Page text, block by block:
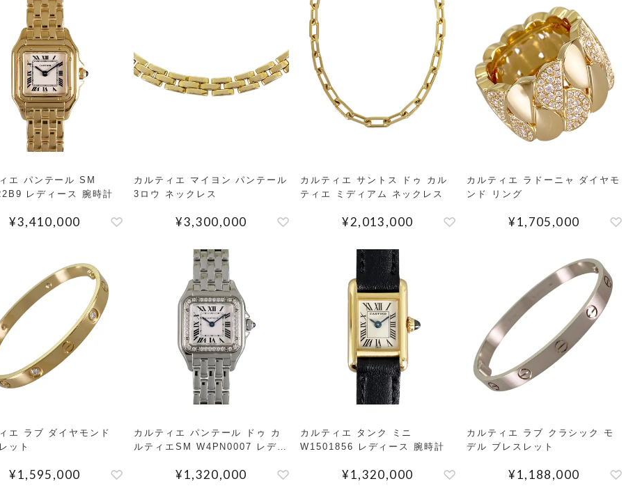
エ パンテール SM
レディース 腕時計
¥3,410,000
カルティエ マイヨン パンテール
3ロウ ネックレス
¥3,300,000
カルティエ サントス ドゥ カル
ティエ ミディアム ネックレス
¥2,013,000
カルティエ ラドーニャ ダイヤモ
ンド リング
¥1,705,000
エ ラブ ダイヤモンド
ット
¥1,595,000
カルティエ パンテール ドゥ カ
ルティエSM W4PN0007 レディ
¥1,320,000
カルティエ タンク ミニ
W1501856 レディース 腕時計
¥1,320,000
カルティエ ラブ クラシック モ
デル ブレスレット
¥1,188,000